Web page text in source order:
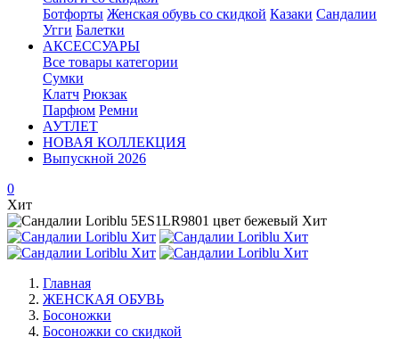
Ботфорты Женская обувь со скидкой Казаки Сандалии
Угги Балетки
АКСЕССУАРЫ
Все товары категории
Сумки
Клатч Рюкзак
Парфюм Ремни
АУТЛЕТ
НОВАЯ КОЛЛЕКЦИЯ
Выпускной 2026
0
Хит
Главная
ЖЕНСКАЯ ОБУВЬ
Босоножки
Босоножки со скидкой